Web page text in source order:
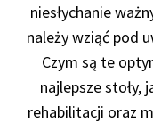
niesłychanie
należy wziąć pod
Czym są te
najlepsze stoły,
rehabilitacji oraz